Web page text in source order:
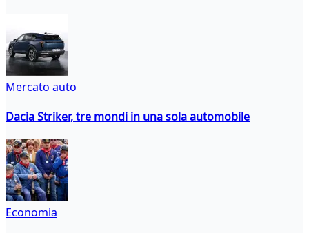
Mercato auto
Dacia Striker, tre mondi in una sola automobile
Economia